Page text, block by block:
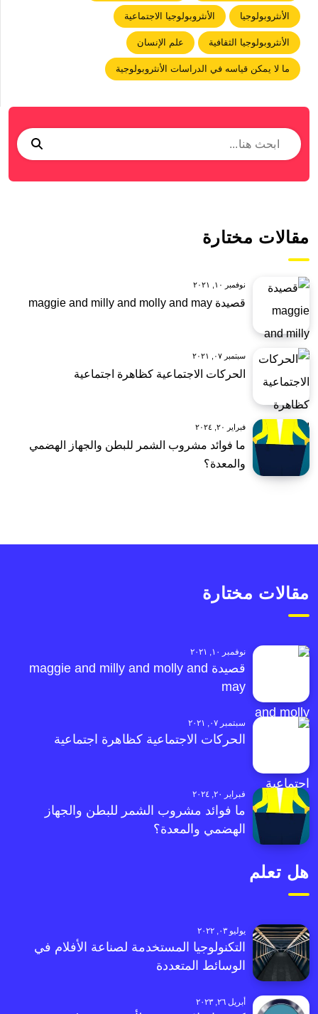
الأنثروبولوجيا الأنثروبولوجيا الاجتماعية
الأنثروبولوجيا الثقافية علم الإنسان
ما لا يمكن قياسه في الدراسات الأنثروبولوجية
مقالات مختارة
نوفمبر ١٠, ٢٠٢١
قصيدة maggie and milly and molly and may
سبتمبر ٠٧, ٢٠٢١
الحركات الاجتماعية كظاهرة اجتماعية
فبراير ٢٠, ٢٠٢٤
ما فوائد مشروب الشمر للبطن والجهاز الهضمي
والمعدة؟
مقالات مختارة
نوفمبر ١٠, ٢٠٢١
قصيدة maggie and milly and molly and
may
سبتمبر ٠٧, ٢٠٢١
الحركات الاجتماعية كظاهرة اجتماعية
فبراير ٢٠, ٢٠٢٤
ما فوائد مشروب الشمر للبطن والجهاز
الهضمي والمعدة؟
هل تعلم
يوليو ٠٣, ٢٠٢٢
التكنولوجيا المستخدمة لصناعة الأفلام في
الوسائط المتعددة
أبريل ٢٦, ٢٠٢٣